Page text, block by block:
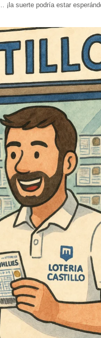
¡la suerte podría estar